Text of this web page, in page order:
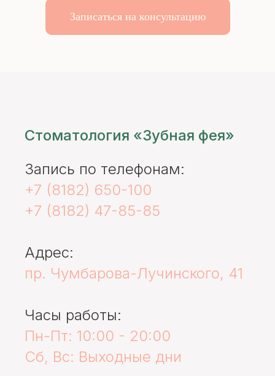
Записаться на консультацию
Стоматология «Зубная фея»
Запись по телефонам:
+7 (8182) 650-100
+7 (8182) 47-85-85
Адрес:
пр. Чумбарова-Лучинского, 41
Часы работы:
Пн-Пт: 10:00 - 20:00
Сб, Вс: Выходные дни